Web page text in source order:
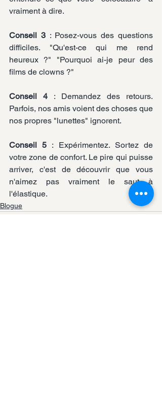
vraiment à dire.
Conseil 3 : Posez-vous des questions
difficiles. "Qu'est-ce qui me rend
heureux ?" "Pourquoi ai-je peur des
films de clowns ?"
Conseil 4 : Demandez des retours.
Parfois, nos amis voient des choses que
nos propres "lunettes" ignorent.
Conseil 5 : Expérimentez. Sortez de
votre zone de confort. Le pire qui puisse
arriver, c'est de découvrir que vous
n'aimez pas vraiment le saut à
l'élastique.
Blogue